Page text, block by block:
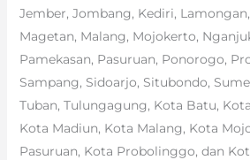
Jember, Jombang, Kediri,
Magetan, Malang, Mojokerto,
Pamekasan, Pasuruan, Ponorogo,
Sampang, Sidoarjo, Situbondo,
Tuban, Tulungagung, Kota Batu,
Kota Madiun, Kota Malang, Kota
Pasuruan, Kota Probolinggo, dan